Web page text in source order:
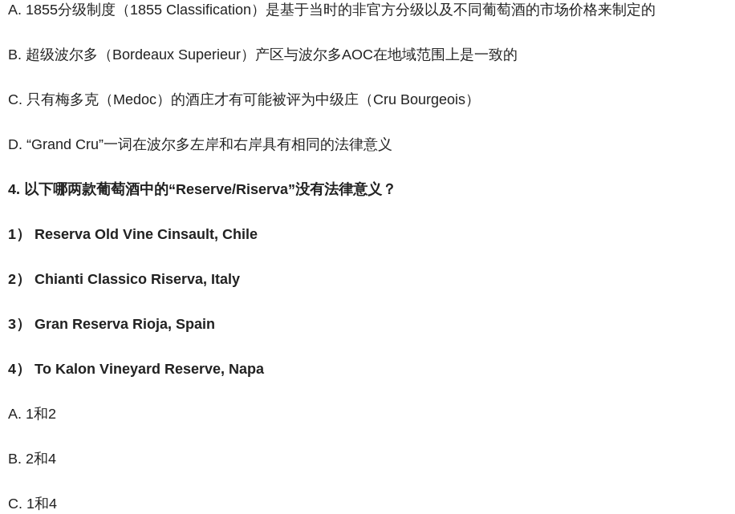
A. 1855分级制度（1855 Classification）是基于当时的非官方分级以及不同葡萄酒的市场价格来制定的
B. 超级波尔多（Bordeaux Superieur）产区与波尔多AOC在地域范围上是一致的
C. 只有梅多克（Medoc）的酒庄才有可能被评为中级庄（Cru Bourgeois）
D. “Grand Cru”一词在波尔多左岸和右岸具有相同的法律意义
4. 以下哪两款葡萄酒中的“Reserve/Riserva”没有法律意义？
1） Reserva Old Vine Cinsault, Chile
2） Chianti Classico Riserva, Italy
3） Gran Reserva Rioja, Spain
4） To Kalon Vineyard Reserve, Napa
A. 1和2
B. 2和4
C. 1和4